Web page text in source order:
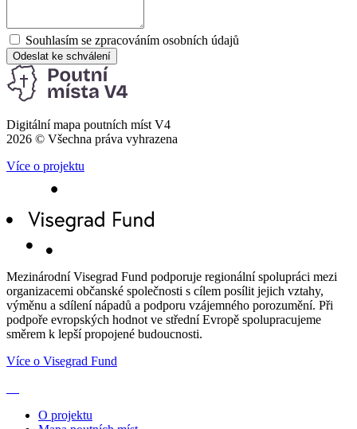
Souhlasím se zpracováním osobních údajů
Odeslat ke schválení
Digitální mapa poutních míst V4
2026 © Všechna práva vyhrazena
Více o projektu
Mezinárodní Visegrad Fund podporuje regionální spolupráci mezi
organizacemi občanské společnosti s cílem posílit jejich vztahy,
výměnu a sdílení nápadů a podporu vzájemného porozumění. Při
podpoře evropských hodnot ve střední Evropě spolupracujeme
směrem k lepší propojené budoucnosti.
Více o Visegrad Fund
O projektu